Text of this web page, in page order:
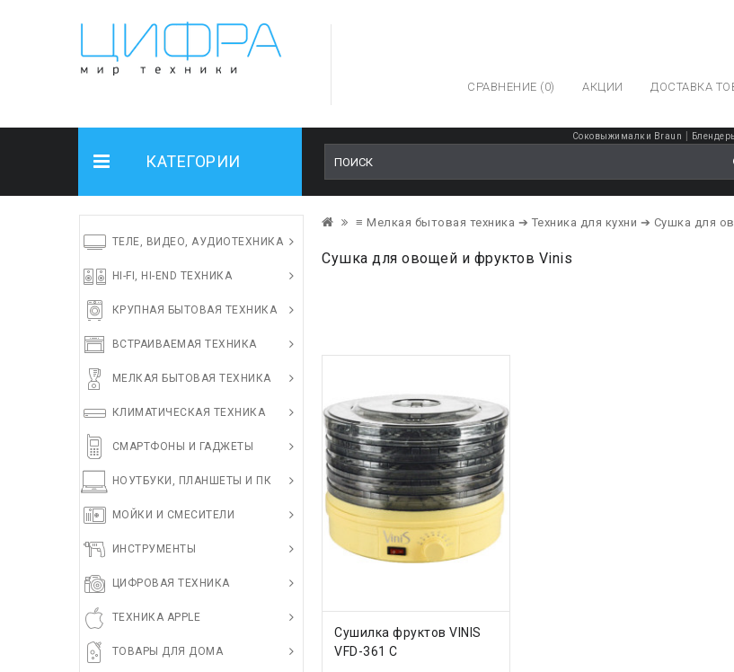
СРАВНЕНИЕ (0) АКЦИИ ДОСТАВКА
КАТЕГОРИИ
Соковыжималки Braun
ТЕЛЕ, ВИДЕО, АУДИОТЕХНИКА
HI-FI, HI-END ТЕХНИКА
КРУПНАЯ БЫТОВАЯ ТЕХНИКА
ВСТРАИВАЕМАЯ ТЕХНИКА
МЕЛКАЯ БЫТОВАЯ ТЕХНИКА
КЛИМАТИЧЕСКАЯ ТЕХНИКА
СМАРТФОНЫ И ГАДЖЕТЫ
НОУТБУКИ, ПЛАНШЕТЫ И ПК
МОЙКИ И СМЕСИТЕЛИ
ИНСТРУМЕНТЫ
ЦИФРОВАЯ ТЕХНИКА
ТЕХНИКА APPLE
ТОВАРЫ ДЛЯ ДОМА
≡ Мелкая бытовая техника ➔ Техника для кухни ➔ Сушка для
Сушка для овощей и фруктов Vinis
КУПИТЬ
Сушилка фруктов VINIS
VFD-361 C